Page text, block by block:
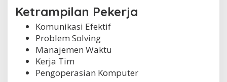
Ketrampilan Pekerja
Komunikasi Efektif
Problem Solving
Manajemen Waktu
Kerja Tim
Pengoperasian Komputer